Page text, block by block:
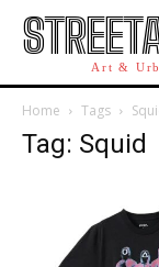
Art &
Home Tags
Tag: Squid